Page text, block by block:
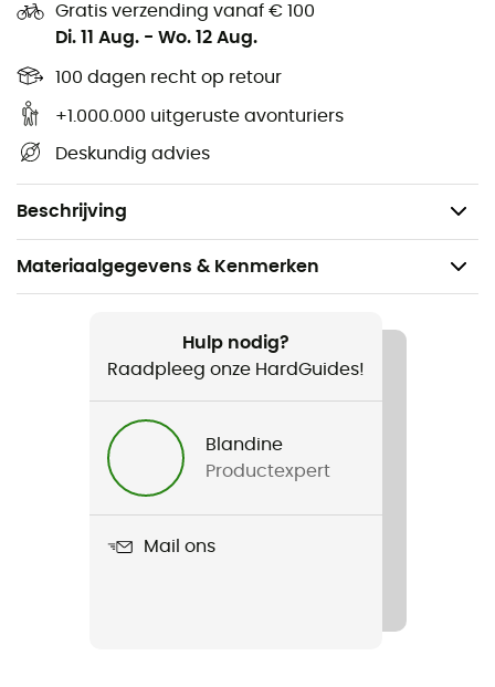
Gratis verzending vanaf € 100
Di. 11 Aug. - Wo. 12 Aug.
100 dagen recht op retour
+1.000.000 uitgeruste avonturiers
Deskundig advies
Beschrijving
Connection Hook om de handschoenen aan elkaar
te bevestigen
Compatibel met een touchscreen
(dons of leer)
Gewicht: 75 g
Materiaalgegevens & Kenmerken
Wandelen / Dagelijks Leven
Heren / Dames
Hulp nodig?
Raadpleeg onze HardGuides!
Blandine
Productexpert
Mail ons